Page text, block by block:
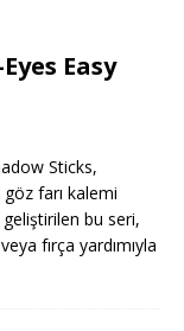
Easy
Sticks,
göz farı kalemi
geliştirilen bu seri,
fırça yardımıyla